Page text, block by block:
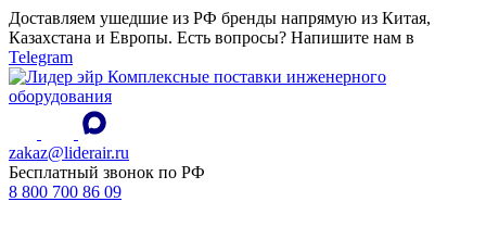
Доставляем ушедшие из РФ бренды напрямую из Китая,
Казахстана и Европы. Есть вопросы? Напишите нам в
Telegram
Комплексные поставки инженерного
оборудования
zakaz@liderair.ru
Бесплатный звонок по РФ
8 800 700 86 09